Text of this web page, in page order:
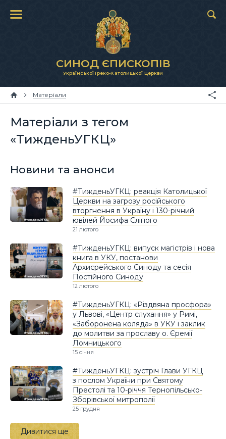
СИНОД ЄПИСКОПІВ
Української Греко-Католицької Церкви
Матеріали
Матеріали з тегом
«ТижденьУГКЦ»
Новини та анонси
#ТижденьУГКЦ: реакція Католицької
Церкви на загрозу російського
вторгнення в Україну і 130-річний
ювілей Йосифа Сліпого
21 лютого
#ТижденьУГКЦ: випуск магістрів і нова
книга в УКУ, постанови
Архиєрейського Синоду та сесія
Постійного Синоду
12 лютого
#ТижденьУГКЦ: «Різдвяна просфора»
у Львові, «Центр слухання» у Римі,
«Заборонена коляда» в УКУ і заклик
до молитви за прославу о. Єремії
Ломницького
15 січня
#ТижденьУГКЦ: зустріч Глави УГКЦ
з послом України при Святому
Престолі та 10-річчя Тернопільсько-
Зборівської митрополії
25 грудня
Дивитися ще